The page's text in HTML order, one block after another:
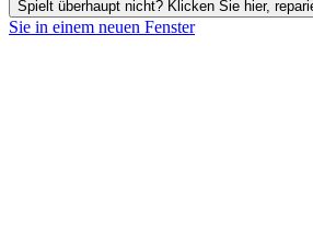
Spielt überhaupt nicht? Klicken Sie hier,
Sie in einem neuen Fenster